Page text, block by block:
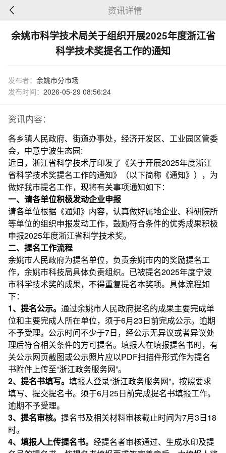
资讯详情
余姚市科学技术局关于组织开展2025年度浙江省
科学技术奖提名工作的通知
发布者： 余姚市分市场
发布时间： 2026-05-29 08:56:24
资讯内容：
各乡镇人民政府、街道办事处，经济开发区、工业园区管委
会，中意宁波生态园:
近日，浙江省科学技术厅印发了《关于开展2025年度浙江
省科学技术奖提名工作的通知》（以下简称《通知》），为
做好我市提名工作，现将有关事项通知如下：
一、请各单位积极发动企业申报
请各单位根据《通知》内容，认真做好属地企业、科研院所
等单位的组织申报发动工作，鼓励符合条件的优秀成果积极
申报2025年度浙江省科学技术奖。
二、提名工作流程
余姚市人民政府为提名单位，负责余姚市内的奖励提名工
作，余姚市科技局具体负责组织。已被提名2025年度宁波
市科学技术奖的成果，不得重复提名本奖项。具体流程如
下：
1、提名公示。 通过余姚市人民政府提名的成果主要完成单
位和主要完成人所在单位，须于6月23日前完成公示。逾期
不予受理。公示时间不少于7日，经公示无异议或者异议处
理后符合相关条件的方可提名。填报人在填报提名书时，有
关公示网页截图或公示照片应以PDF扫描件形式作为提名
书附件上传至“浙江政务服务网”。
2、提名书填写。 填报人登录“浙江政务服务网”，按照要求
填写、提交提名书。须于6月25日前完成提名书填报工作。
逾期不予受理。
3、提名审核。 提名书及相关材料审核截止时间为7月3日18
时。
4、填报人上传提名书。 经提名者审核通过、生成水印及提